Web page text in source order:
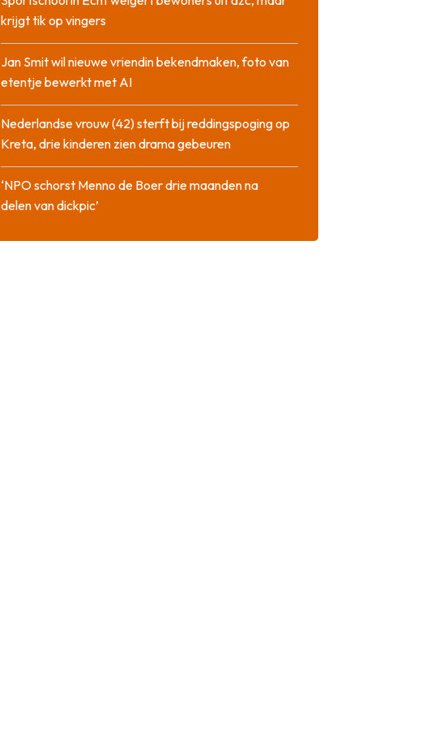
krijgt tik op vingers
Jan Smit wil nieuwe vriendin bekendmaken, foto van
etentje bewerkt met AI
Nederlandse vrouw (42) sterft bij reddingspoging op
Kreta, drie kinderen zien drama gebeuren
‘NPO schorst Menno de Boer drie maanden na
delen van dickpic’